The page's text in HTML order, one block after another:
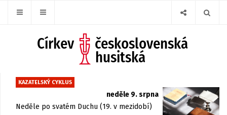
KAZATELSKÝ CYKLUS
neděle 9. srpna
Neděle po svatém Duchu (19. v mezidobí)